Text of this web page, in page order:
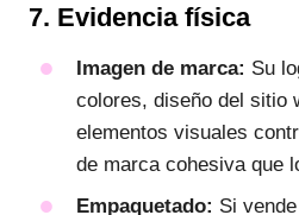
7. Evidencia física
Imagen de marca: Su
colores, diseño del sitio
elementos visuales
de marca cohesiva que
Empaquetado: Si